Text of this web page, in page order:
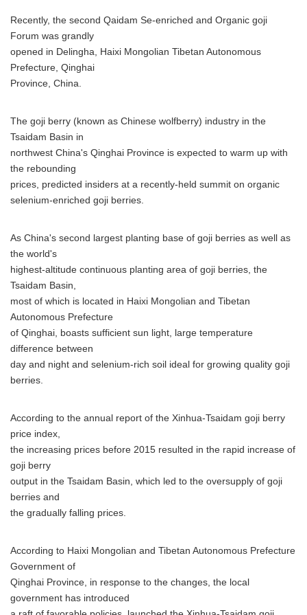
Recently, the second Qaidam Se-enriched and Organic goji
Forum was grandly
opened in Delingha, Haixi Mongolian Tibetan Autonomous
Prefecture, Qinghai
Province, China.
The goji berry (known as Chinese wolfberry) industry in the
Tsaidam Basin in
northwest China's Qinghai Province is expected to warm up with
the rebounding
prices, predicted insiders at a recently-held summit on organic
selenium-enriched goji berries.
As China's second largest planting base of goji berries as well as
the world's
highest-altitude continuous planting area of goji berries, the
Tsaidam Basin,
most of which is located in Haixi Mongolian and Tibetan
Autonomous Prefecture
of Qinghai, boasts sufficient sun light, large temperature
difference between
day and night and selenium-rich soil ideal for growing quality goji
berries.
According to the annual report of the Xinhua-Tsaidam goji berry
price index,
the increasing prices before 2015 resulted in the rapid increase of
goji berry
output in the Tsaidam Basin, which led to the oversupply of goji
berries and
the gradually falling prices.
According to Haixi Mongolian and Tibetan Autonomous Prefecture
Government of
Qinghai Province, in response to the changes, the local
government has introduced